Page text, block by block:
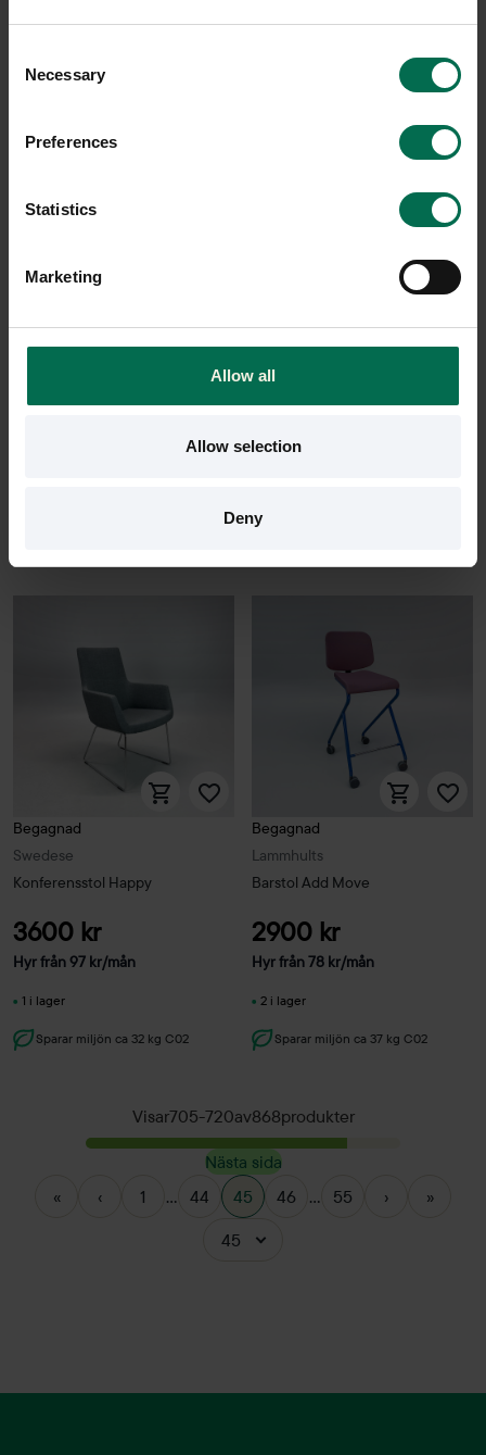
Selection
Necessary
Preferences
Statistics
Marketing
Allow all
Allow selection
Deny
2 i lager 2 i lager
Sparar miljön ca 8 kg C02
-33%
Offecct
3780 kr
Swedese
Begagnad
Konferensstol Happy
3600 kr
Hyr från97 kr/mån
1 i lager
Sparar miljön ca 32 kg C02
Lammhults
Begagnad
Barstol Add Move
2900 kr
Hyr från78 kr/mån
2 i lager
Sparar miljön ca 37 kg C02
Visar705-720av868produkter
Nästa sida
«
‹ 1 ... 44 45 46 ... 55 ›
»
45